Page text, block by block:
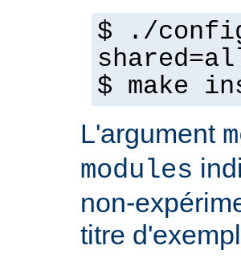
$ ./
$ make
L'argument
modules
non-
titre